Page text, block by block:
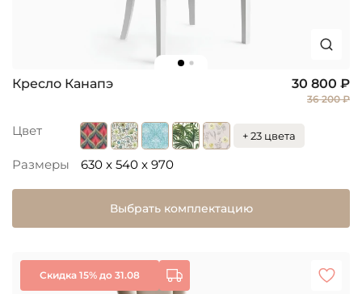
Кресло Канапэ 30 800 ₽
36 200 ₽
Цвет + 23 цвета
Размеры 630 x 540 x 970
Выбрать комплектацию
Скидка 15% до 31.08